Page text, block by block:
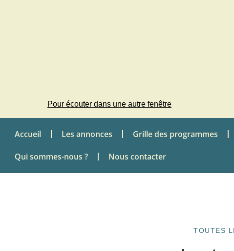
Pour écouter dans une autre fenêtre
Accueil Les annonces Grille des programmes
Qui sommes-nous ? Nous contacter
TOUTES